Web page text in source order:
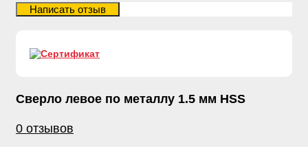
Сверло левое по металлу 1.5 мм HSS
0 отзывов